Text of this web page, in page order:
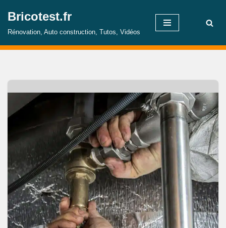
Aller
contenu
Bricotest.fr
Rénovation, Auto construction, Tutos, Vidéos